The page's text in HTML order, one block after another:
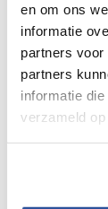
en om ons
informatie
partners
partners
informatie
verzameld
opdracht voor
straatwerk
staat dat het